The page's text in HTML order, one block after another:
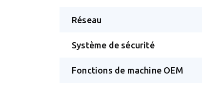
Réseau
Système de sécurité
Fonctions de machine OEM